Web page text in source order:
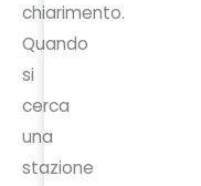
chiarimento.
Quando
si
cerca
una
stazione